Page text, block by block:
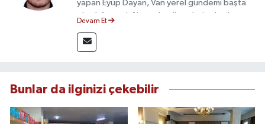
yapan Eyüp Dayan, Van yerel gündemi başta
olmak üzere bölgesel gelişmeleri sahadan
deneyimiyle doğruluk, tarafsızlık ve etik ilkeleri
esas alan Dayan, güvenilir kaynaklara dayalı
Devam Et
Bunlar da ilginizi çekebilir